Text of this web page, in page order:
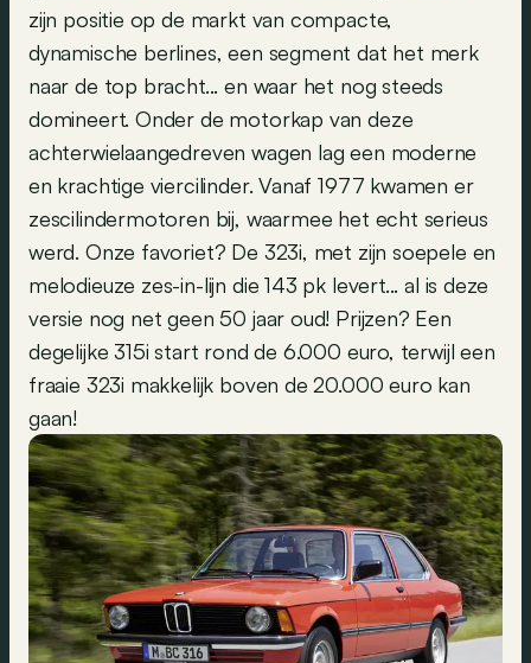
zijn positie op de markt van compacte,
dynamische berlines, een segment dat het merk
naar de top bracht... en waar het nog steeds
domineert. Onder de motorkap van deze
achterwielaangedreven wagen lag een moderne
en krachtige viercilinder. Vanaf 1977 kwamen er
zescilindermotoren bij, waarmee het echt serieus
werd. Onze favoriet? De 323i, met zijn soepele en
melodieuze zes-in-lijn die 143 pk levert... al is deze
versie nog net geen 50 jaar oud! Prijzen? Een
degelijke 315i start rond de 6.000 euro, terwijl een
fraaie 323i makkelijk boven de 20.000 euro kan
gaan!